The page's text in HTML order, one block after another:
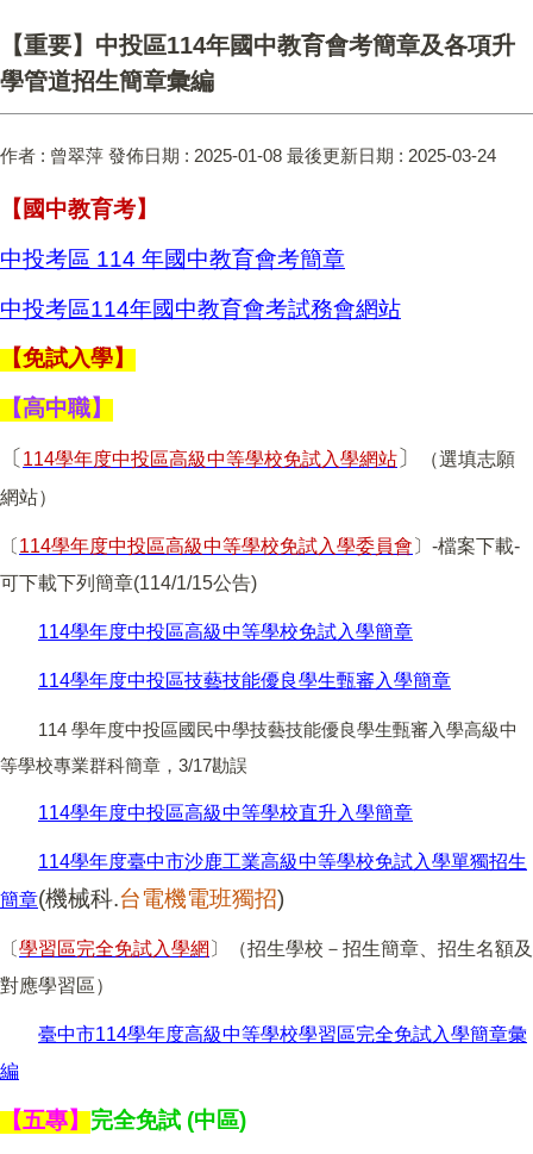
【重要】中投區114年國中教育會考簡章及各項升
學管道招生簡章彙編
作者 : 曾翠萍 發佈日期 : 2025-01-08 最後更新日期 : 2025-03-24
【國中教育考】
中投考區 114 年國中教育會考簡章
中投考區114年國中教育會考試務會網站
【免試入學】
【高中職】
〔 114學年度中投區高級中等學校免試入學網站 〕
（選填志願
網站）
〔 114學年度中投區高級中等學校免試入學委員會 〕-檔案下載-
可下載下列簡章(114/1/15公告)
114學年度中投區高級中等學校免試入學簡章
114學年度中投區技藝技能優良學生甄審入學簡章
114 學年度中投區國民中學技藝技能優良學生甄審入學高級中
等學校專業群科簡章，3/17勘誤
114學年度中投區高級中等學校直升入學簡章
114學年度臺中市沙鹿工業高級中等學校免試入學單獨招生
簡章(機械科.台電機電班獨招)
〔學習區完全免試入學網 〕（招生學校－招生簡章、招生名額及
對應學習區）
臺中市114學年度高級中等學校學習區完全免試入學簡章彙
編
【五專】 完全免試 (中區)